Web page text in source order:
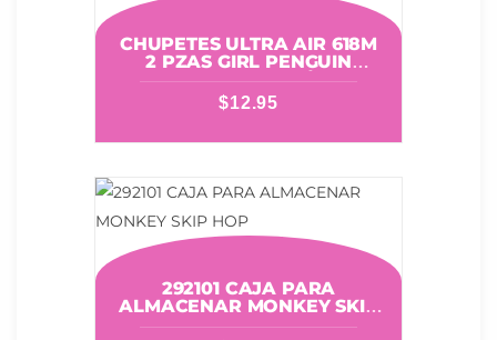
CHUPETES ULTRA AIR 618M
2 PZAS GIRL PENGUIN
AVENT SCF080/22
$12.95
292101 CAJA PARA
ALMACENAR MONKEY SKIP
HOP